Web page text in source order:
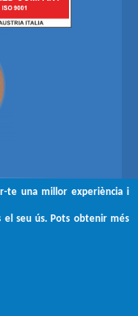
te una millor experiència i
el seu ús. Pots obtenir més